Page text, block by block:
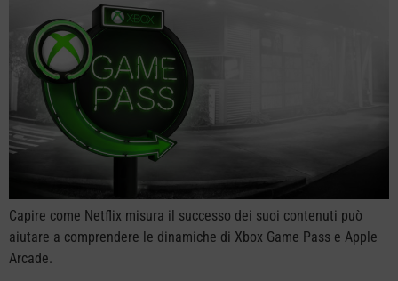
Capire come Netflix misura il successo dei suoi contenuti può
aiutare a comprendere le dinamiche di Xbox Game Pass e Apple
Arcade.